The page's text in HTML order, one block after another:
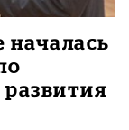
началась